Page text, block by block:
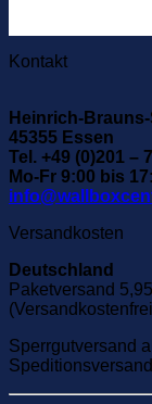
Kontakt
Heinrich-Brauns-
45355 Essen
Tel. +49 (0)201 –
Mo-Fr 9:00 bis
Versandkosten
Deutschland
Paketversand
Sperrgutversand